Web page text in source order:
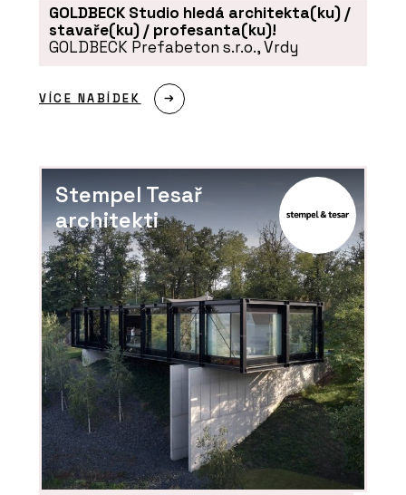
GOLDBECK Studio hledá architekta(ku) /
stavaře(ku) / profesanta(ku)!
GOLDBECK Prefabeton s.r.o., Vrdy
VÍCE NABÍDEK
Stempel Tesař
architekti